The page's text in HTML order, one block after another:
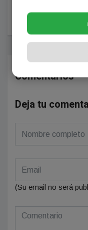
nuevas
Comentarios
Deja tu
(Su email no será